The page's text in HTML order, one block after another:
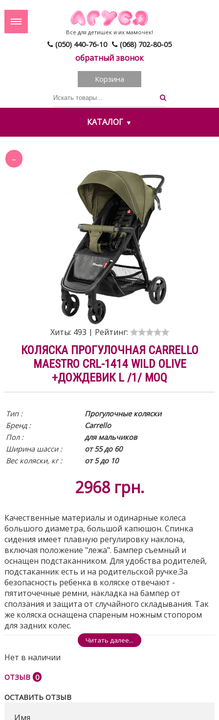
(050) 440-76-10 (068) 702-80-05
обратный звонок
Все для детишек и их мамочек!
Корзина
КАТАЛОГ
Хиты: 493 | Рейтинг:
КОЛЯСКА ПРОГУЛОЧНАЯ CARRELLO
MAESTRO CRL-1414 WILD OLIVE
+ДОЖДЕВИК L /1/ MOQ
Тип :
Прогулочные коляски
Бренд :
Carrello
Пол :
для мальчиков
Ширина шасси :
от 55 до 60
Вес коляски, кг :
от 5 до 10
2968 грн.
Качественные материалы и одинарные колеса
большого диаметра, большой капюшон. Спинка
сидения имеет плавную регулировку наклона,
включая положение "лежа". Бампер съемный и
оснащен подстаканником. Для удобства родителей,
подстаканник есть и на родительской ручке.За
безопасность ребенка в коляске отвечают -
пятиточечные ремни, накладка на бампер от
сползания и защита от случайного складывания. Так
же коляска оснащена спареным ножным стопором
для задних колес.
Читать далее...
Нет в наличии
ОТЗЫВ 0
ОСТАВИТЬ ОТЗЫВ
Имя